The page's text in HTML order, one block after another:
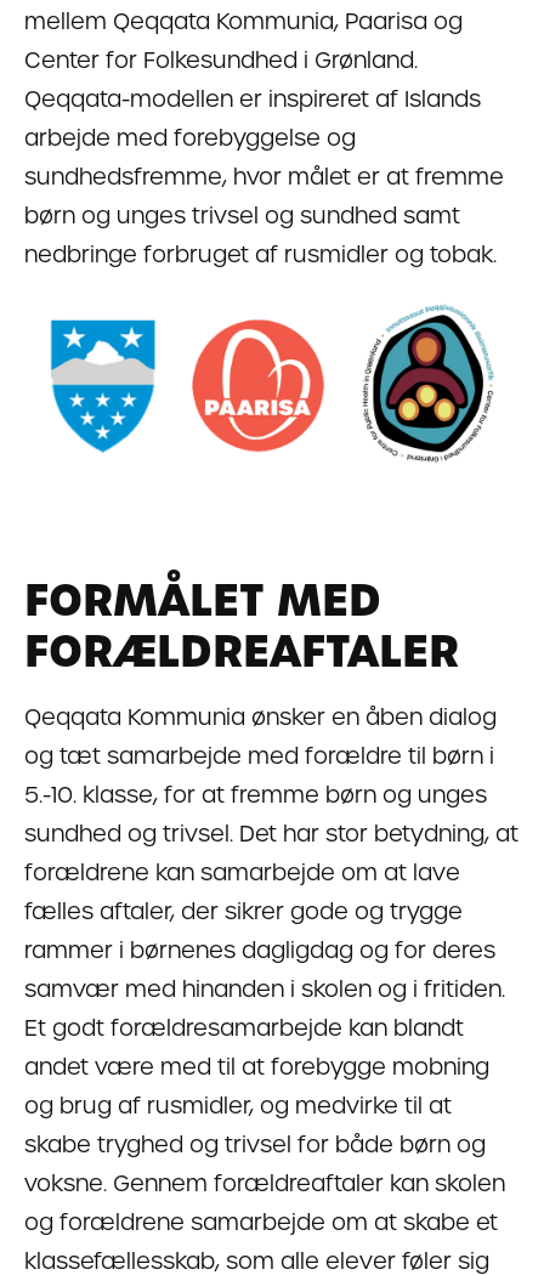
mellem Qeqqata Kommunia, Paarisa og
Center for Folkesundhed i Grønland.
Qeqqata-modellen er inspireret af Islands
arbejde med forebyggelse og
sundhedsfremme, hvor målet er at fremme
børn og unges trivsel og sundhed samt
nedbringe forbruget af rusmidler og tobak.
FORMÅLET MED
FORÆLDREAFTALER
Qeqqata Kommunia ønsker en åben dialog
og tæt samarbejde med forældre til børn i
5.-10. klasse, for at fremme børn og unges
sundhed og trivsel. Det har stor betydning, at
forældrene kan samarbejde om at lave
fælles aftaler, der sikrer gode og trygge
rammer i børnenes dagligdag og for deres
samvær med hinanden i skolen og i fritiden.
Et godt forældresamarbejde kan blandt
andet være med til at forebygge mobning
og brug af rusmidler, og medvirke til at
skabe tryghed og trivsel for både børn og
voksne. Gennem forældreaftaler kan skolen
og forældrene samarbejde om at skabe et
klassefællesskab, som alle elever føler sig